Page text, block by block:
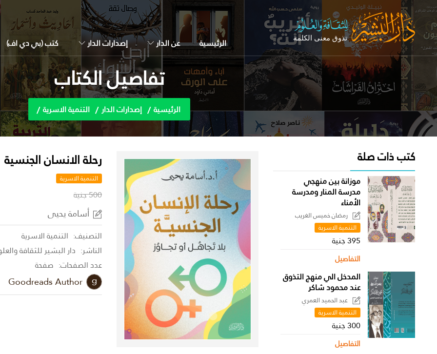
الرئيسية عن الدار إصدارات الدار كتب (بي دي اف)
تفاصيل الكتاب
الرئيسية إصدارات الدار التنمية الاسرية
كتب ذات صلة
موزانة بين منهجي
مدرسة المنار ومدرسة
الأمناء
رمضان خميس الغريب
التنمية الاسرية
395 جنية
التفاصيل
المدخل الي منهج التذوق
عند محمود شاكر
عبد الحميد العمري
التنمية الاسرية
300 جنية
التفاصيل
رحلة الانسان الجنسية
التنمية الاسرية
500 جنية
أسامة يحيى
التصنيف: التنمية الاسرية
الناشر: دار البشير للثقافة
عدد الصفحات: صفحة
Goodreads Author